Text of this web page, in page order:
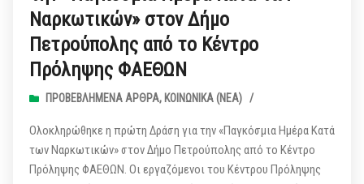
Ναρκωτικών» στον Δήμο
Πετρούπολης από το Κέντρο
Πρόληψης ΦΑΕΘΩΝ
ΠΡΟΒΕΒΛΗΜΈΝΑ ΆΡΘΡΑ, ΚΟΙΝΩΝΙΚΆ (ΝΕΑ) /
Ολοκληρώθηκε η πρώτη Δράση για την «Παγκόσμια Ημέρα Κατά
των Ναρκωτικών» στον Δήμο Πετρούπολης από το Κέντρο
Πρόληψης ΦΑΕΘΩΝ. Οι εργαζόμενοι του Κέντρου Πρόληψης